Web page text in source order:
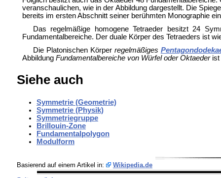
veranschaulichen, wie in der Abbildung dargestellt. Die
bereits im ersten Abschnitt seiner berühmten Monographie
Das regelmäßige homogene Tetraeder besitzt 24
Fundamentalbereiche. Der duale Körper des Tetraeders ist
Die Platonischen Körper regelmäßiges
Abbildung Fundamentalbereiche von Würfel oder Oktaederist
Siehe auch
Symmetrie (Geometrie)
Symmetrie (Physik)
Symmetriegruppe
Brillouin-Zone
Fundamentalpolygon
Modulform
Basierend auf einem Artikel in: Wikipedia.de